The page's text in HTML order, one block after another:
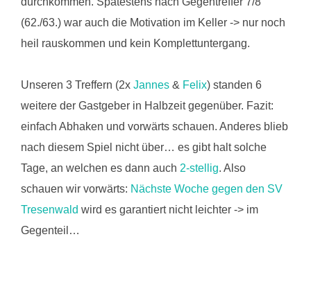
(62./63.) war auch die Motivation im Keller -> nur noch
heil rauskommen und kein Komplettuntergang.
Unseren 3 Treffern (2x Jannes & Felix) standen 6
weitere der Gastgeber in Halbzeit gegenüber. Fazit:
einfach Abhaken und vorwärts schauen. Anderes blieb
nach diesem Spiel nicht über… es gibt halt solche
Tage, an welchen es dann auch 2-stellig. Also
schauen wir vorwärts: Nächste Woche gegen den SV
Tresenwald wird es garantiert nicht leichter -> im
Gegenteil…